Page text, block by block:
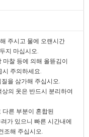
주시고 물에 오랜시간
지 마십시오.
마찰 등에 의해 올뜯김이
시 주의하세요.
을 삼가해 주십시오.
의 옷은 반드시 분리하여
다른 부분이 혼합된
가 있으니 빠른 시간내에
조해 주십시오.